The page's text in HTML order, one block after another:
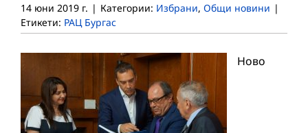
14 юни 2019 г. | Категории: Избрани, Общи новини |
Етикети: РАЦ Бургас
Ново